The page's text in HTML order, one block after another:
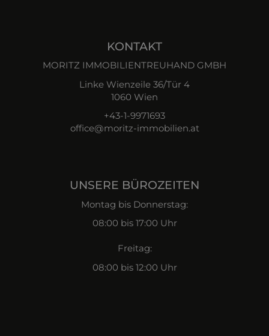
KONTAKT
MORITZ IMMOBILIENTREUHAND GMBH
Linke Wienzeile 36/Tür 4
1060 Wien
+43-1-9971693
office@moritz-immobilien.at
UNSERE BÜROZEITEN
Montag bis Donnerstag:
08:00 bis 17:00 Uhr
Freitag:
08:00 bis 12:00 Uhr